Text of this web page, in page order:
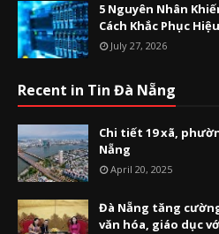
5 Nguyên Nhân
Cách Khắc Phục
July 27, 2026
Recent in Tin Đà Nẵng
Chi tiết 19 xã,
Nẵng
April 20, 2025
Đà Nẵng tăng
văn hóa, giáo dục